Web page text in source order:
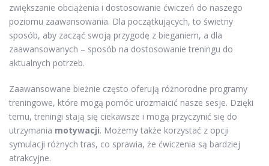
zwiększanie obciążenia i dostosowanie ćwiczeń do naszego
poziomu zaawansowania. Dla początkujących, to świetny
sposób, aby zacząć swoją przygodę z bieganiem, a dla
zaawansowanych – sposób na dostosowanie treningu do
aktualnych potrzeb.
Zaawansowane bieżnie często oferują różnorodne programy
treningowe, które mogą pomóc urozmaicić nasze sesje. Dzięki
temu, treningi stają się ciekawsze i mogą przyczynić się do
utrzymania motywacji. Możemy także korzystać z opcji
symulacji różnych tras, co sprawia, że ćwiczenia są bardziej
atrakcyjne.